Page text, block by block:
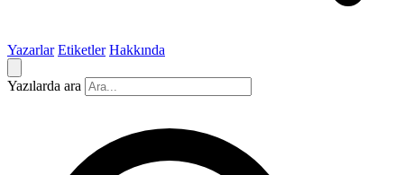
Yazarlar Etiketler Hakkında
Yazılarda ara